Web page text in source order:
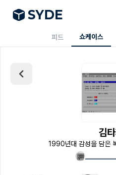
SYDE
피드 쇼케이스
김
1990년대 감성을 담은